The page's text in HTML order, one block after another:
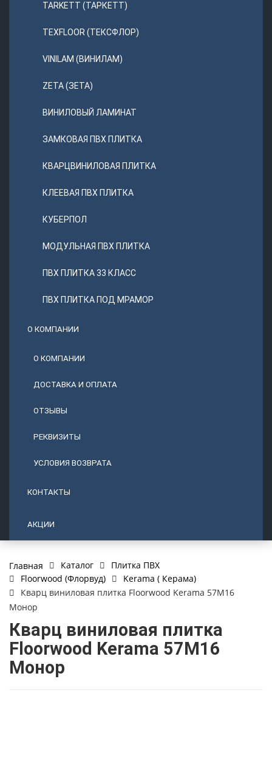
TARKETT (ТАРКЕТТ)
TEXFLOOR (ТЕКСФЛОР)
VINILAM (ВИНИЛАМ)
ZETA (ЗЕТА)
ВИНИЛОВЫЙ ЛАМИНАТ
ЗАМКОВАЯ ПВХ ПЛИТКА
КВАРЦВИНИЛОВАЯ ПЛИТКА
КЛЕЕВАЯ ПВХ ПЛИТКА
КУБЕРПОЛ
МОДУЛЬНАЯ ПВХ ПЛИТКА
ПВХ ПЛИТКА 33 КЛАСС
ПВХ ПЛИТКА ПОД МРАМОР
О КОМПАНИИ
О КОМПАНИИ
ДОСТАВКА И ОПЛАТА
ОТЗЫВЫ
РЕКВИЗИТЫ
УСЛОВИЯ ВОЗВРАТА
КОНТАКТЫ
АКЦИИ
Главная Каталог
Плитка ПВХ
Floorwood (Флорвуд)
Kerama ( Керама)
Кварц виниловая плитка Floorwood Kerama 57М16
Монор
Кварц виниловая плитка
Floorwood Kerama 57М16
Монор